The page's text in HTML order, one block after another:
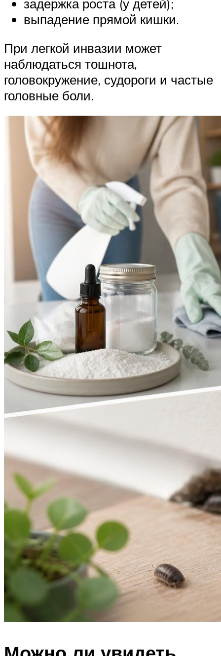
задержка роста (у детей);
выпадение прямой кишки.
При легкой инвазии может
наблюдаться тошнота,
головокружение, судороги и частые
головные боли.